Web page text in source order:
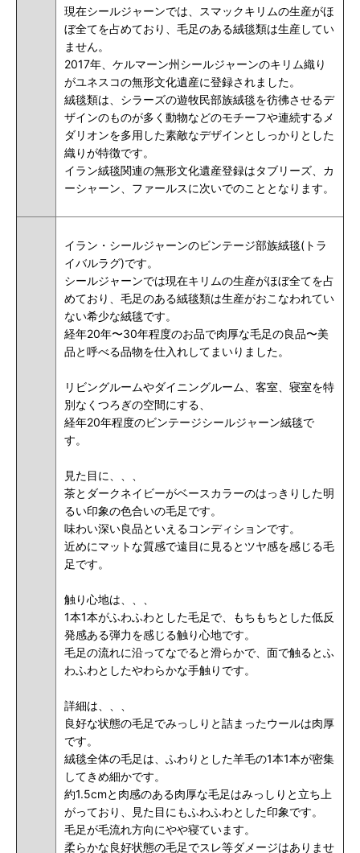
現在シールジャーンでは、スマックキリムの生産がほ
ぼ全てを占めており、毛足のある絨毯類は生産してい
ません。
2017年、ケルマーン州シールジャーンのキリム織り
がユネスコの無形文化遺産に登録されました。
絨毯類は、シラーズの遊牧民部族絨毯を彷彿させるデ
ザインのものが多く動物などのモチーフや連続するメ
ダリオンを多用した素敵なデザインとしっかりとした
織りが特徴です。
イラン絨毯関連の無形文化遺産登録はタブリーズ、カ
ーシャーン、ファールスに次いでのこととなります。
イラン・シールジャーンのビンテージ部族絨毯(トラ
イバルラグ)です。
シールジャーンでは現在キリムの生産がほぼ全てを占
めており、毛足のある絨毯類は生産がおこなわれてい
ない希少な絨毯です。
経年20年〜30年程度のお品で肉厚な毛足の良品〜美
品と呼べる品物を仕入れしてまいりました。
リビングルームやダイニングルーム、客室、寝室を特
別なくつろぎの空間にする、
経年20年程度のビンテージシールジャーン絨毯で
す。
見た目に、、、
茶とダークネイビーがベースカラーのはっきりした明
るい印象の色合いの毛足です。
味わい深い良品といえるコンディションです。
近めにマットな質感で遠目に見るとツヤ感を感じる毛
足です。
触り心地は、、、
1本1本がふわふわとした毛足で、もちもちとした低反
発感ある弾力を感じる触り心地です。
毛足の流れに沿ってなでると滑らかで、面で触るとふ
わふわとしたやわらかな手触りです。
詳細は、、、
良好な状態の毛足でみっしりと詰まったウールは肉厚
です。
絨毯全体の毛足は、ふわりとした羊毛の1本1本が密集
してきめ細かです。
約1.5cmと肉感のある肉厚な毛足はみっしりと立ち上
がっており、見た目にもふわふわとした印象です。
毛足が毛流れ方向にやや寝ています。
柔らかな良好状態の毛足でスレ等ダメージはありませ